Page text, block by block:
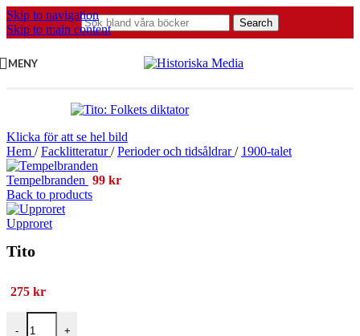
Skip to navigation
Skip to main content
Search
MENY
Klicka för att se hel bild
Hem / Facklitteratur/ Perioder och tidsåldrar/ 1900-talet
Tempelbranden 99 kr
Back to products
Upproret
Tito
275 kr
-
Tito mängd
+